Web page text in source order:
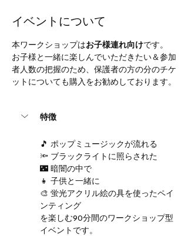
イベントについて
本ワークショップはお子様連れ向けです。
お子様と一緒に楽しんでいただきたい＆参加
者人数の把握のため、保護者の方の分のチケ
ットについても購入をお勧めしております。
特徴
🎵 ポップミュージックが流れる
🔦 ブラックライトに照らされた
🌃 暗闇の中で
👧 子供と一緒に
🎨 蛍光アクリル絵の具を使ったペイ
ンティング
を楽しむ90分間のワークショップ型
イベントです。